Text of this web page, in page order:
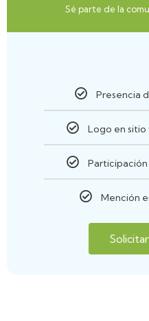
Sé parte de la
Presencia
Logo en sitio
Mención